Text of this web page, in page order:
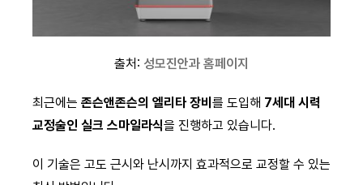
출처: 성모진안과 홈페이지
최근에는 존슨앤존슨의 엘리타 장비 를 도입해 7세대 시력
교정술인 실크 스마일라식을 진행하고 있습니다.
이 기술은 고도 근시와 난시까지 효과적으로 교정할 수 있는